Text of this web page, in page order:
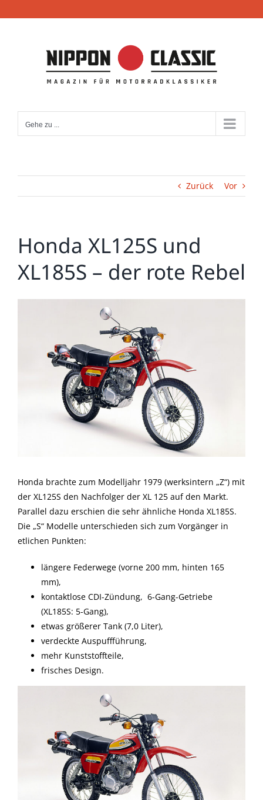
Inhalt
Gehe zu ...
Zurück Vor
Honda XL125S und
XL185S – der rote Rebel
Honda brachte zum Modelljahr 1979 (werksintern „Z“) mit
der XL125S den Nachfolger der XL 125 auf den Markt.
Parallel dazu erschien die sehr ähnliche Honda XL185S.
Die „S“ Modelle unterschieden sich zum Vorgänger in
etlichen Punkten:
längere Federwege (vorne 200 mm, hinten 165
mm),
kontaktlose CDI-Zündung, 6-Gang-Getriebe
(XL185S: 5-Gang),
etwas größerer Tank (7,0 Liter),
verdeckte Auspuffführung,
mehr Kunststoffteile,
frisches Design.